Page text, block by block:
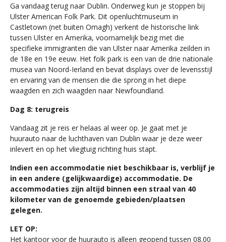
Ga vandaag terug naar Dublin. Onderweg kun je stoppen bij
Ulster American Folk Park. Dit openluchtmuseum in
Castletown (net buiten Omagh) verkent de historische link
tussen Ulster en Amerika, voornamelijk bezig met die
specifieke immigranten die van Ulster naar Amerika zeilden in
de 18e en 19e eeuw. Het folk park is een van de drie nationale
musea van Noord-Ierland en bevat displays over de levensstijl
en ervaring van de mensen die die sprong in het diepe
waagden en zich waagden naar Newfoundland.
Dag 8: terugreis
Vandaag zit je reis er helaas al weer op. Je gaat met je
huurauto naar de luchthaven van Dublin waar je deze weer
inlevert en op het vliegtuig richting huis stapt.
Indien een accommodatie niet beschikbaar is, verblijf je
in een andere (gelijkwaardige) accommodatie. De
accommodaties zijn altijd binnen een straal van 40
kilometer van de genoemde gebieden/plaatsen
gelegen.
LET OP:
Het kantoor voor de huurauto is alleen geopend tussen 08.00